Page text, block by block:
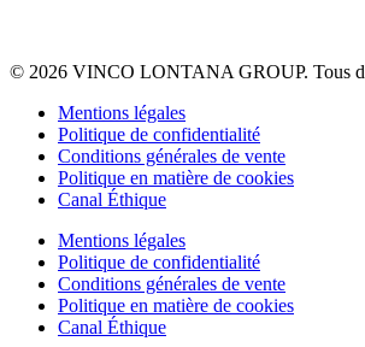
© 2026 VINCO LONTANA GROUP. Tous
Mentions légales
Politique de confidentialité
Conditions générales de vente
Politique en matière de cookies
Canal Éthique
Mentions légales
Politique de confidentialité
Conditions générales de vente
Politique en matière de cookies
Canal Éthique